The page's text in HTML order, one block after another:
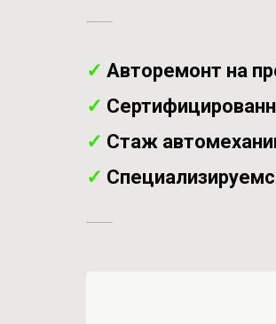
✓ Авторемонт на
✓
✓ Стаж
✓